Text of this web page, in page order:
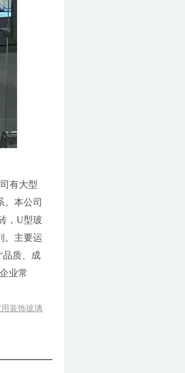
有大型
。本公司
，U型玻
。主要运
品质、成
业常
装饰玻璃